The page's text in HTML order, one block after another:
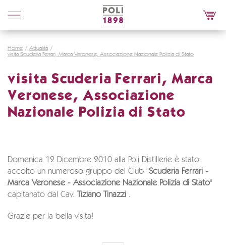
Poli
Distillerie
Home
Attualità
visita Scuderia Ferrari, Marca Veronese, Associazione Nazionale Polizia di Stato
visita Scuderia Ferrari, Marca
Veronese, Associazione
Nazionale Polizia di Stato
Domenica 12 Dicembre 2010 alla Poli Distillerie è stato
accolto un numeroso gruppo del Club "Scuderia Ferrari -
Marca Veronese - Associazione Nazionale Polizia di Stato"
capitanato dal Cav.
Tiziano Tinazzi .
Grazie per la bella visita!